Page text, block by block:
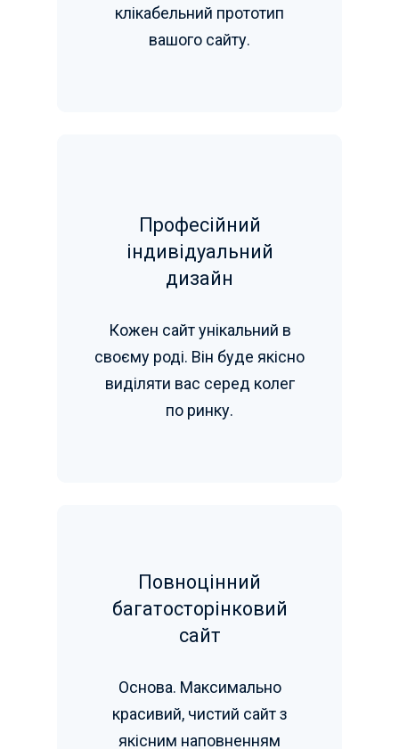
клікабельний прототип
вашого сайту.
Професійний
індивідуальний
дизайн
Кожен сайт унікальний в
своєму роді. Він буде якісно
виділяти вас серед колег
по ринку.
Повноцінний
багатосторінковий
сайт
Основа. Максимально
красивий, чистий сайт з
якісним наповненням